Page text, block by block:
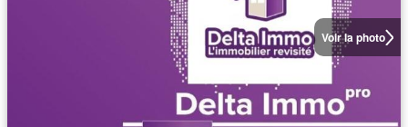
Voir la photo